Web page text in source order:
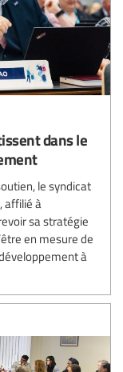
dans le
le syndicat
affilié à
sa stratégie
en mesure de
à